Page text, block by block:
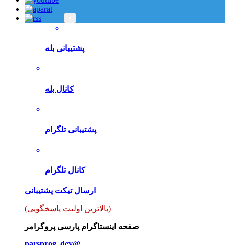
پشتیبانی بله
کانال بله
پشتیبانی تلگرام
کانال تلگرام
ارسال تیکت پشتیبانی
(بالاترین اولیت پاسخگویی)
صفحه اینستاگرام پارسی پروگرامر